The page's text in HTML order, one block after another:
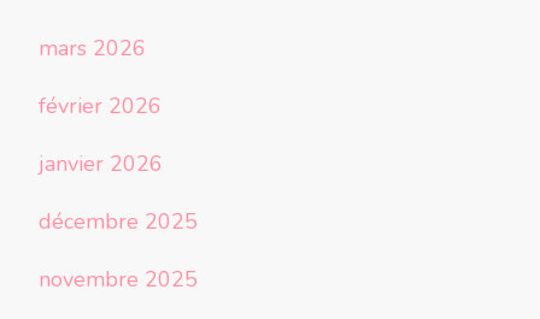
mars 2026
février 2026
janvier 2026
décembre 2025
novembre 2025